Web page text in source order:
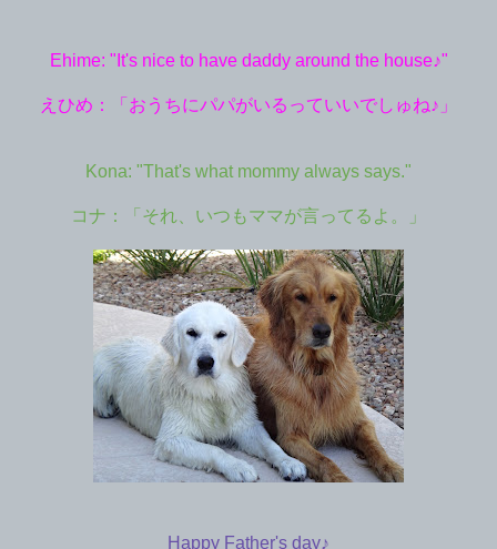
Ehime: "It's nice to have daddy around the house♪"
えひめ：「おうちにパパがいるっていいでしゅね♪」
Kona: "That's what mommy always says."
コナ：「それ、いつもママが言ってるよ 。」
Happy Father's day♪